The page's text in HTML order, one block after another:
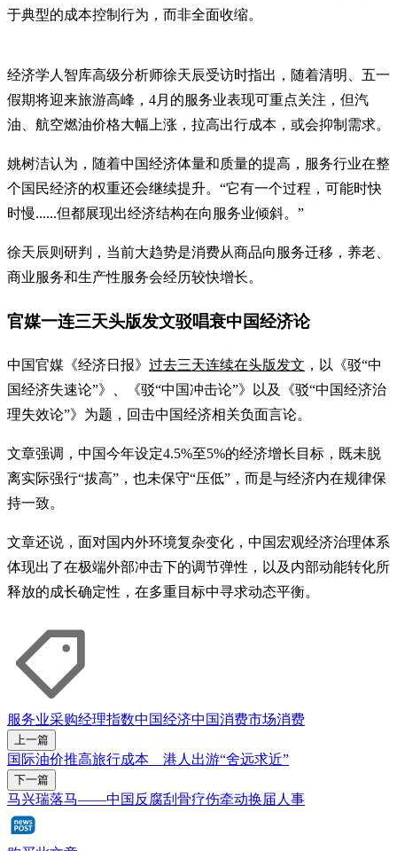
于典型的成本控制行为，而非全面收缩。
经济学人智库高级分析师徐天辰受访时指出，随着清明、五一
假期将迎来旅游高峰，4月的服务业表现可重点关注，但汽
油、航空燃油价格大幅上涨，拉高出行成本，或会抑制需求。
姚树洁认为，随着中国经济体量和质量的提高，服务行业在整
个国民经济的权重还会继续提升。“它有一个过程，可能时快
时慢......但都展现出经济结构在向服务业倾斜。”
徐天辰则研判，当前大趋势是消费从商品向服务迁移，养老、
商业服务和生产性服务会经历较快增长。
官媒一连三天头版发文驳唱衰中国经济论
中国官媒《经济日报》 过去三天连续在头版发文 ，以《驳“中
国经济失速论”》、《驳“中国冲击论”》以及《驳“中国经济治
理失效论”》为题，回击中国经济相关负面言论。
文章强调，中国今年设定4.5%至5%的经济增长目标，既未脱
离实际强行“拔高”，也未保守“压低”，而是与经济内在规律保
持一致。
文章还说，面对国内外环境复杂变化，中国宏观经济治理体系
体现出了在极端外部冲击下的调节弹性，以及内部动能转化所
释放的成长确定性，在多重目标中寻求动态平衡。
服务业采购经理指数中国经济中国消费市场消费
上一篇
国际油价推高旅行成本 港人出游“舍远求近”
下一篇
马兴瑞落马——中国反腐刮骨疗伤牵动换届人事